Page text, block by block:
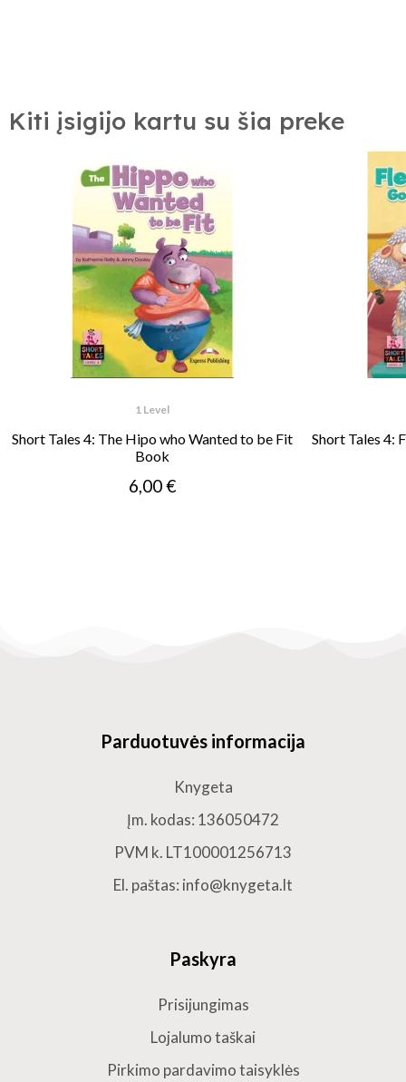
Kiti įsigijo kartu su šia preke
1 Level
Short Tales 4: The Hipo who Wanted to be Fit
Book
6,00 €
Short Tales 4:
Paskyra
Prisijungimas
Lojalumo taškai
Pirkimo pardavimo taisyklės
Parduotuvės informacija
Knygeta
Įm. kodas: 136050472
PVM k. LT100001256713
El. paštas: info@knygeta.lt